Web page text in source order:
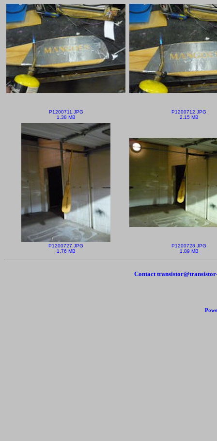
P1200711.JPG
1.38 MB
P1200712.JPG
2.15 MB
P1200727.JPG
1.76 MB
P1200728.JPG
1.89 MB
Contact